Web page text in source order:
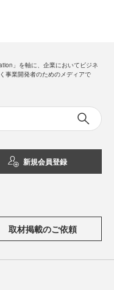
」を軸に、企業においてビジネ
事業開発者のためのメディアで
新規会員登録
取材掲載のご依頼